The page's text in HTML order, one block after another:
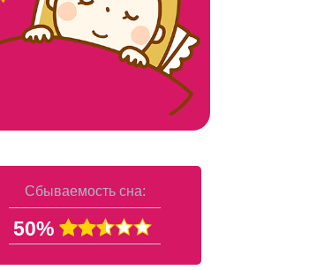
Сбываемость сна:
50%